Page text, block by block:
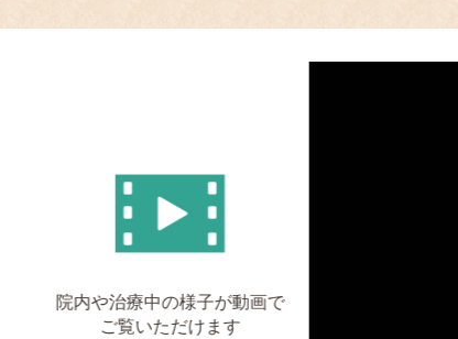
院内や治療中の様子が動画で
ご覧いただけます